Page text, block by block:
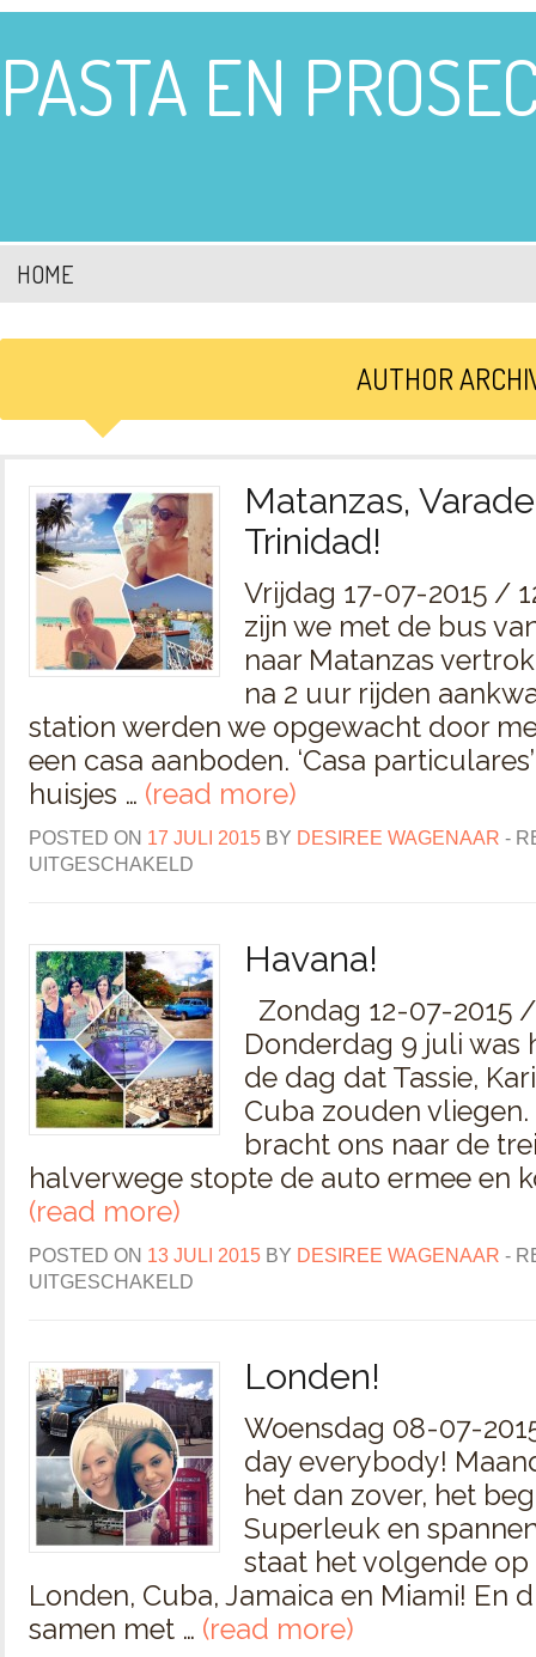
PASTA EN
HOME
AUTHOR
Matanzas,
Trinidad!
Vrijdag 17-07-2015 /
zijn we met de bus
naar Matanzas
na 2 uur rijden
station werden we opgewacht door
een casa aanboden. ‘Casa
huisjes … (read more)
POSTED ON 17 JULI 2015 BY DESIREE WAGENAAR -
UITGESCHAKELD
Havana!
Zondag 12-07-2015
Donderdag 9 juli was
de dag dat Tassie,
Cuba zouden vliegen.
bracht ons naar de
halverwege stopte de auto ermee en
(read more)
POSTED ON 13 JULI 2015 BY DESIREE WAGENAAR -
UITGESCHAKELD
Londen!
Woensdag 08-07-
day everybody!
het dan zover, het
Superleuk en
staat het volgende
Londen, Cuba, Jamaica en Miami! En
samen met … (read more)